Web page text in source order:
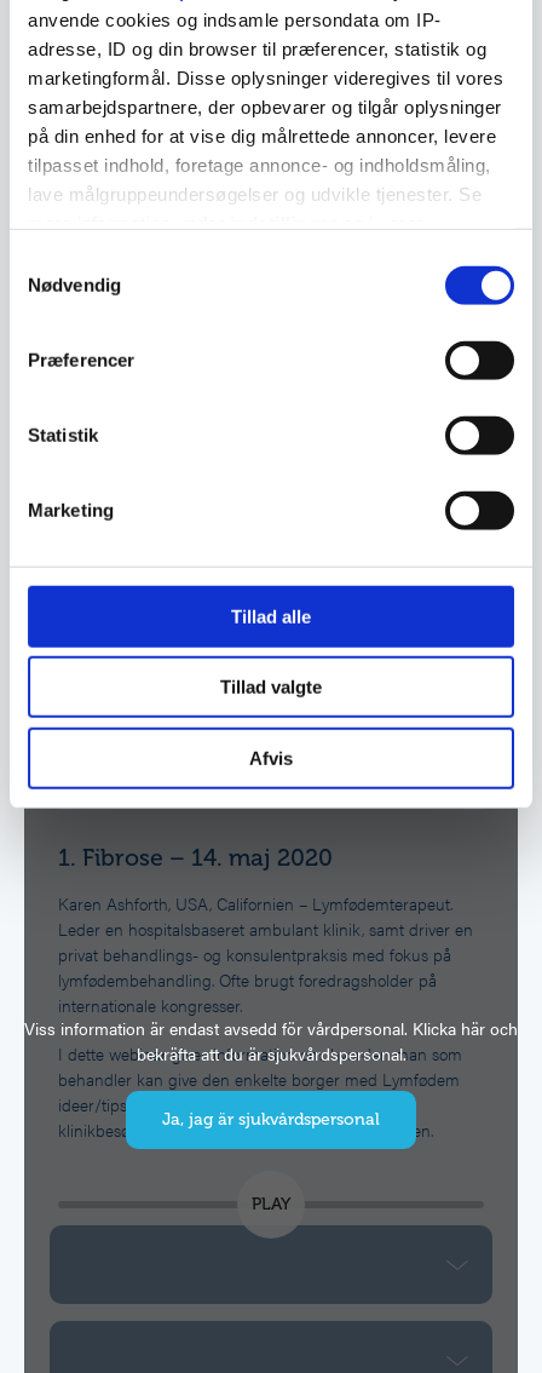
anvende cookies og indsamle persondata om IP-
adresse, ID og din browser til præferencer, statistik og
marketingformål. Disse oplysninger videregives til vores
samarbejdspartnere, der opbevarer og tilgår oplysninger
på din enhed for at vise dig målrettede annoncer, levere
tilpasset indhold, foretage annonce- og indholdsmåling,
lave målgruppeundersøgelser og udvikle tjenester. Se
tilbage eller ændre indstillinger fra vores
"Cookiedeklaration", eller ved at trykke på "Privacy
Indsamle præcise oplysninger om din placering, der
dens unikke karakteristika (fingerprinting)
annoncer, til at vise dig funktioner til sociale medier og til
at analysere vores trafik. Vi deler også oplysninger om
din brug af vores hjemmeside med vores partnere inden
for sociale medier, annonceringspartnere og
de har indsamlet fra din brug af deres tjenester.
Nødvendig
Præferencer
Statistik
Marketing
Tillad alle
Tillad valgte
Afvis
manschetternas samtliga kamrar.
Viss information är endast avsedd för vårdpersonal. Klicka här och
bekräfta att du är sjukvårdspersonal.
Ja, jag är sjukvårdspersonal
1. Fibrose – 14. maj 2020
Karen Ashforth, USA, Californien – Lymfødemterapeut.
Leder en hospitalsbaseret ambulant klinik, samt driver en
privat behandlings- og konsulentpraksis med fokus på
lymfødembehandling. Ofte brugt foredragsholder på
internationale kongresser.
I dette webinar gives information om, hvordan man som
behandler kan give den enkelte borger med Lymfødem
ideer/tips til at passe sit lymfødem hjemme, når
klinikbesøg ikke er muligt under Coronapandemien.